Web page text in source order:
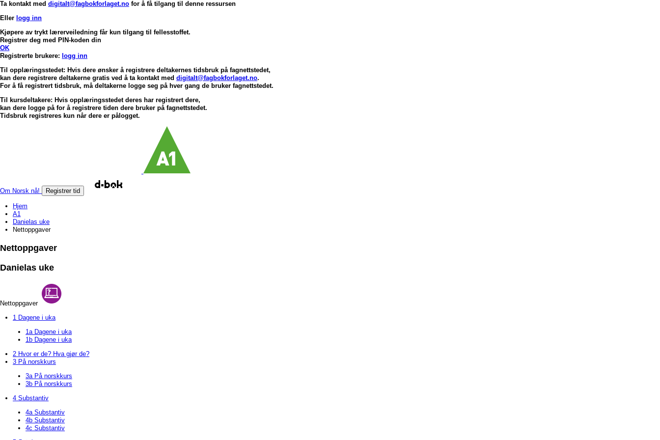
Ta kontakt med digitalt@fagbokforlaget.no for å få tilgang til denne ressursen
Eller logg inn
Kjøpere av trykt lærerveiledning får kun tilgang til fellesstoffet.
Registrer deg med PIN-koden din
OK
Registrerte brukere: logg inn
Til opplæringsstedet: Hvis dere ønsker å registrere deltakernes tidsbruk på fagnettstedet,
kan dere registrere deltakerne gratis ved å ta kontakt med digitalt@fagbokforlaget.no.
For å få registrert tidsbruk, må deltakerne logge seg på hver gang de bruker fagnettstedet.
Til kursdeltakere: Hvis opplæringsstedet deres har registrert dere,
kan dere logge på for å registrere tiden dere bruker på fagnettstedet.
Tidsbruk registreres kun når dere er pålogget.
Om Norsk nå! Registrer tid
Hjem
A1
Danielas uke
Nettoppgaver
Nettoppgaver
Danielas uke
Nettoppgaver
1 Dagene i uka
1a Dagene i uka
1b Dagene i uka
2 Hvor er de? Hva gjør de?
3 På norskkurs
3a På norskkurs
3b På norskkurs
4 Substantiv
4a Substantiv
4b Substantiv
4c Substantiv